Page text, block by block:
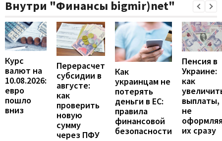
Внутри "Финансы bigmir)net"
Курс
валют на
10.08.2026:
евро
пошло
вниз
Перерасчет
субсидии в
августе:
как
проверить
новую
сумму
через ПФУ
Как
украинцам не
потерять
деньги в ЕС:
правила
финансовой
безопасности
Пенсия в
Украине:
как
выплаты,
не
их сразу